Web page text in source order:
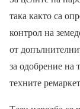
така както са
контрол на
от
за одобрение на
техните